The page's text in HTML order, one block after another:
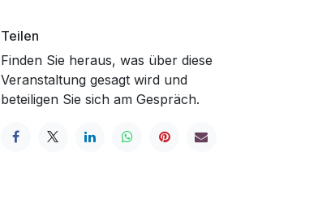
Teilen
Finden Sie heraus, was über diese
Veranstaltung gesagt wird und
beteiligen Sie sich am Gespräch.